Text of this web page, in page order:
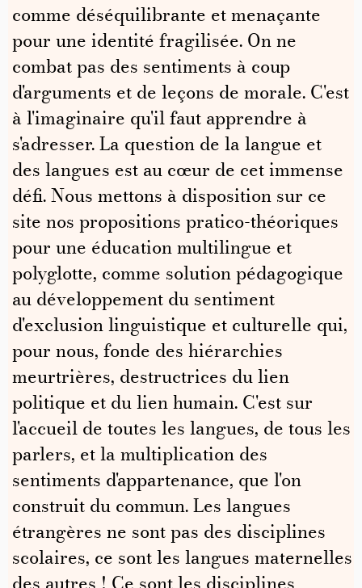
comme déséquilibrante et menaçante
pour une identité fragilisée. On ne
combat pas des sentiments à coup
d'arguments et de leçons de morale. C'est
à l'imaginaire qu'il faut apprendre à
s'adresser. La question de la langue et
des langues est au cœur de cet immense
défi. Nous mettons à disposition sur ce
site nos propositions pratico-théoriques
pour une éducation multilingue et
polyglotte, comme solution pédagogique
au développement du sentiment
d'exclusion linguistique et culturelle qui,
pour nous, fonde des hiérarchies
meurtrières, destructrices du lien
politique et du lien humain. C'est sur
l'accueil de toutes les langues, de tous les
parlers, et la multiplication des
sentiments d'appartenance, que l'on
construit du commun. Les langues
étrangères ne sont pas des disciplines
scolaires, ce sont les langues maternelles
des autres ! Ce sont les disciplines